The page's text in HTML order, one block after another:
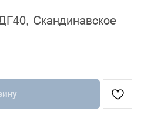
Скандинавское